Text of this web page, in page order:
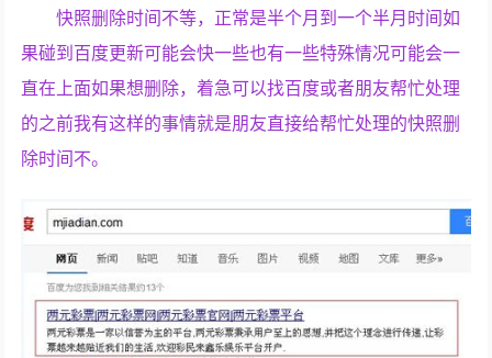
快照删除时间不等，正常是半个月到一个半月时间如
果碰到百度更新可能会快一些也有一些特殊情况可能会一
直在上面如果想删除，着急可以找百度或者朋友帮忙处理
的之前我有这样的事情就是朋友直接给帮忙处理的快照删
除时间不。